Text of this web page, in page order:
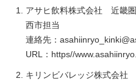
アサヒ飲料株式会社 近畿
西市担当
連絡先：
URL：https//
キリンビバレッジ株式会